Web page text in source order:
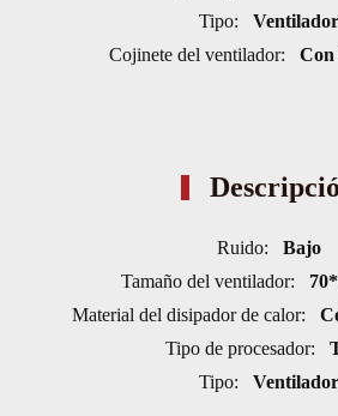
Tipo: Ventilador
Cojinete del ventilador: Con
Ruido: Bajo
Tamaño del ventilador:
Material del disipador de calor:
Tipo de procesador:
Tipo: Ventilador